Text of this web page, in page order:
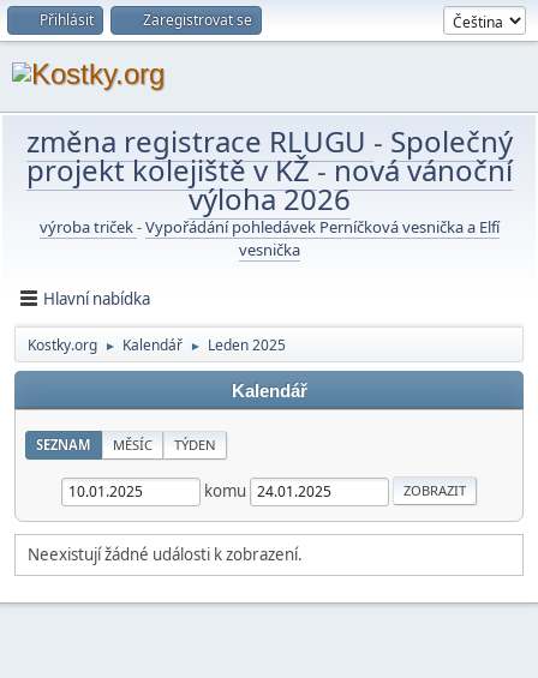
Přihlásit Zaregistrovat se
změna registrace RLUGU - Společný
projekt kolejiště v KŽ-nová vánoční
výloha 2026
výroba triček-Vypořádání pohledávek Perníčková vesnička a Elfí
vesnička
Hlavní nabídka
Kostky.org ► Kalendář ► Leden 2025
Kalendář
SEZNAM MĚSÍC TÝDEN
komu
Neexistují žádné události k zobrazení.